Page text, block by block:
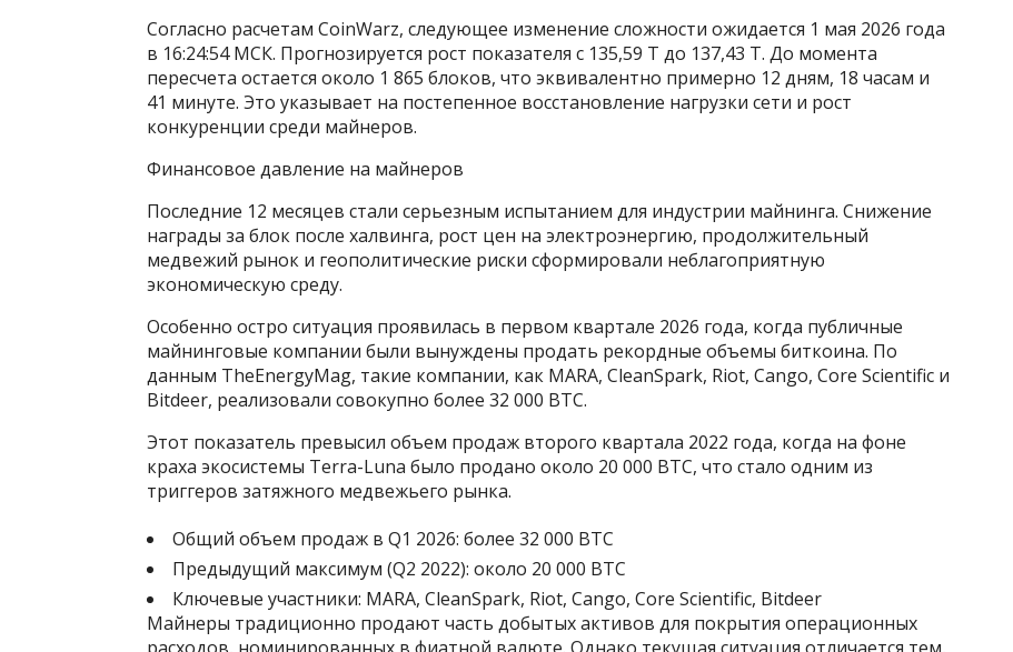
Согласно расчетам CoinWarz, следующее изменение сложности ожидается 1 мая 2026 года
в 16:24:54 МСК. Прогнозируется рост показателя с 135,59 T до 137,43 T. До момента
пересчета остается около 1 865 блоков, что эквивалентно примерно 12 дням, 18 часам и
41 минуте. Это указывает на постепенное восстановление нагрузки сети и рост
конкуренции среди майнеров.
Финансовое давление на майнеров
Последние 12 месяцев стали серьезным испытанием для индустрии майнинга. Снижение
награды за блок после халвинга, рост цен на электроэнергию, продолжительный
медвежий рынок и геополитические риски сформировали неблагоприятную
экономическую среду.
Особенно остро ситуация проявилась в первом квартале 2026 года, когда публичные
майнинговые компании были вынуждены продать рекордные объемы биткоина. По
данным TheEnergyMag, такие компании, как MARA, CleanSpark, Riot, Cango, Core Scientific и
Bitdeer, реализовали совокупно более 32 000 BTC.
Этот показатель превысил объем продаж второго квартала 2022 года, когда на фоне
краха экосистемы Terra-Luna было продано около 20 000 BTC, что стало одним из
триггеров затяжного медвежьего рынка.
Общий объем продаж в Q1 2026: более 32 000 BTC
Предыдущий максимум (Q2 2022): около 20 000 BTC
Ключевые участники: MARA, CleanSpark, Riot, Cango, Core Scientific, Bitdeer
Майнеры традиционно продают часть добытых активов для покрытия операционных